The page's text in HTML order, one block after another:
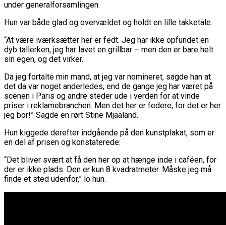
under generalforsamlingen.
Hun var både glad og overvældet og holdt en lille takketale.
“At være iværksætter her er fedt. Jeg har ikke opfundet en
dyb tallerken, jeg har lavet en grillbar – men den er bare helt
sin egen, og det virker.
Da jeg fortalte min mand, at jeg var nomineret, sagde han at
det da var noget anderledes, end de gange jeg har været på
scenen i Paris og andre steder ude i verden for at vinde
priser i reklamebranchen. Men det her er federe, for det er her
jeg bor!” Sagde en rørt Stine Mjaaland.
Hun kiggede derefter indgående på den kunstplakat, som er
en del af prisen og konstaterede:
“Det bliver svært at få den her op at hænge inde i caféen, for
der er ikke plads. Den er kun 8 kvadratmeter. Måske jeg må
finde et sted udenfor,” lo hun.